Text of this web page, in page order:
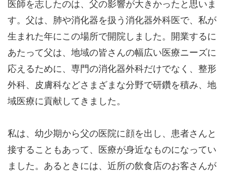
医師を志したのは、父の影響が大きかったと思いま
す。父は、肺や消化器を扱う消化器外科医で、私が
生まれた年にこの場所で開院しました。開業するに
あたって父は、地域の皆さんの幅広い医療ニーズに
応えるために、専門の消化器外科だけでなく、整形
外科、皮膚科などさまざまな分野で研鑽を積み、地
域医療に貢献してきました。
私は、幼少期から父の医院に顔を出し、患者さんと
接することもあって、医療が身近なものになってい
ました。あるときには、近所の飲食店のお客さんが